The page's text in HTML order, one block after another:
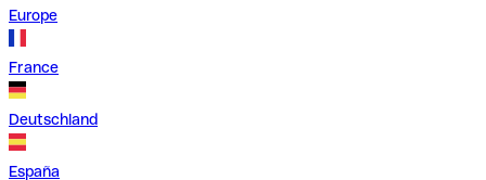
Europe
France
Deutschland
España